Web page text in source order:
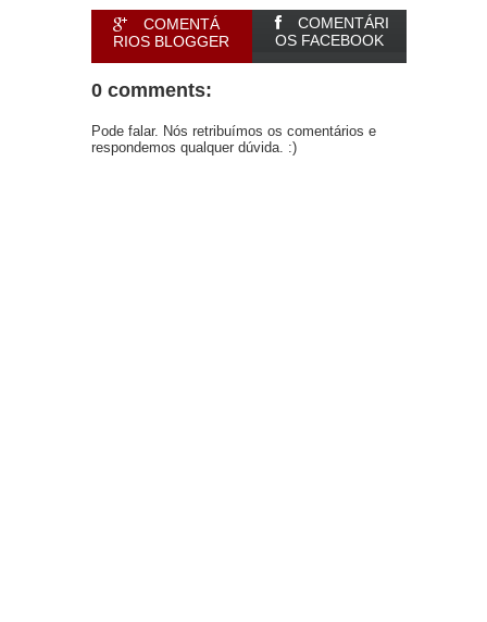
COMENTÁ
RIOS BLOGGER
COMENTÁRI
OS FACEBOOK
0 comments:
Pode falar. Nós retribuímos os comentários e
respondemos qualquer dúvida. :)